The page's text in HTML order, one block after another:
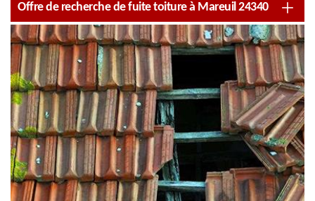
Offre de recherche de fuite toiture à Mareuil 24340